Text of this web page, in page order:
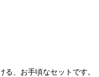
、お手頃なセットです。